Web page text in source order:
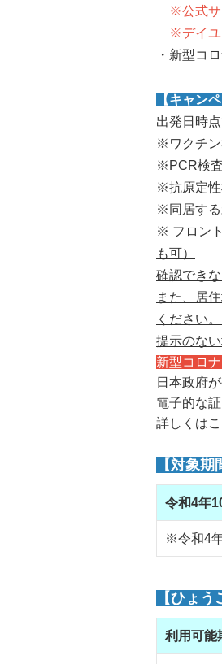
※公式サ
※デイユ
・新型コ
【キャン
出発日時
※ワクチン
※PCR検
※抗原定性
※同居する
※ フロン
も可）
確認でき
また、居
ください。
提示のな
新型コロ
日本政府
電子的な
詳しくは
【対象期
令和4年
※令和4
【ひょう
利用可